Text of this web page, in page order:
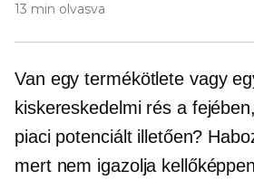
13 min olvasva
Van egy termékötlete vagy
kiskereskedelmi rés a
piaci potenciált illetően?
mert nem igazolja